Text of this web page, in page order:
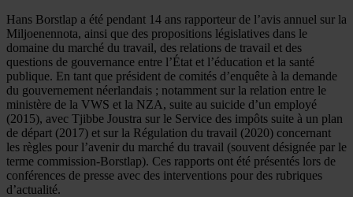
Hans Borstlap a été pendant 14 ans rapporteur de l’avis annuel sur la
Miljoenennota, ainsi que des propositions législatives dans le
domaine du marché du travail, des relations de travail et des
questions de gouvernance entre l’État et l’éducation et la santé
publique. En tant que président de comités d’enquête à la demande
du gouvernement néerlandais ; notamment sur la relation entre le
ministère de la VWS et la NZA, suite au suicide d’un employé
(2015), avec Tjibbe Joustra sur le Service des impôts suite à un plan
de départ (2017) et sur la Régulation du travail (2020) concernant
les règles pour l’avenir du marché du travail (souvent désignée par le
terme commission-Borstlap). Ces rapports ont été présentés lors de
conférences de presse avec des interventions pour des rubriques
d’actualité.